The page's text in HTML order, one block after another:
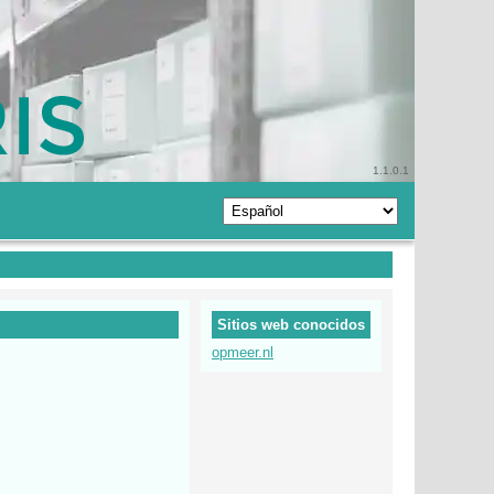
1.1.0.1
Sitios web conocidos
opmeer.nl